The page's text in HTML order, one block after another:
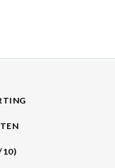
10)